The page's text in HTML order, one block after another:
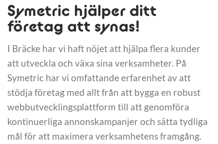
Symetric hjälper ditt
företag att synas!
I Bräcke har vi haft nöjet att hjälpa flera kunder
att utveckla och växa sina verksamheter. På
Symetric har vi omfattande erfarenhet av att
stödja företag med allt från att bygga en robust
webbutvecklingsplattform till att genomföra
kontinuerliga annonskampanjer och sätta tydliga
mål för att maximera verksamhetens framgång.